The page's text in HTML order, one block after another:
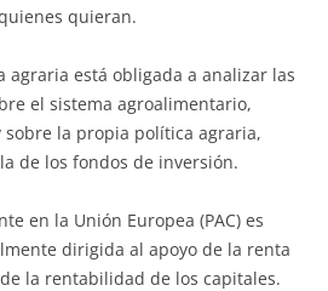
quieran.
agraria está obligada a analizar las
el sistema agroalimentario,
la propia política agraria,
de los fondos de inversión.
en la Unión Europea (PAC) es
dirigida al apoyo de la renta
la rentabilidad de los capitales.